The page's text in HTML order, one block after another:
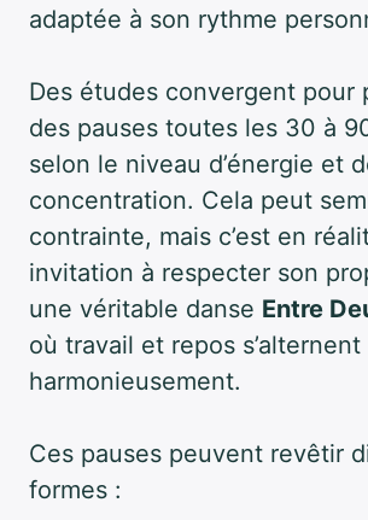
adaptée à son rythme
Des études convergent pour
des pauses toutes les 30 à
selon le niveau d’énergie et
concentration. Cela peut
contrainte, mais c’est en
invitation à respecter son
une véritable danse Entre
où travail et repos s’alternent
harmonieusement.
Ces pauses peuvent revêtir
formes :